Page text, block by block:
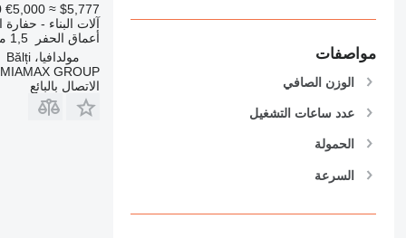
444
826
906
907
910
914
924
مواصفات
الوزن الصافي
عدد ساعات التشغيل
الحمولة
السرعة
€5,000 ≈ $5,777
آلات البناء - حفارة
أعماق الحفر
1,5 متر
مولدافيا، Bălți
MIAMAX GROUP
الاتصال بالبائع